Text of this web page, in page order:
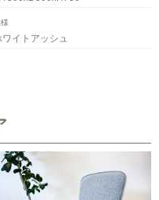
ワイトアッシュ